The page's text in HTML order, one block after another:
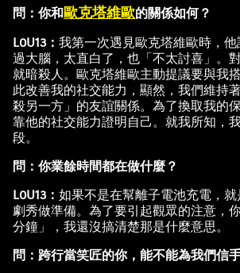
問：你和歐克塔維歐的關係如何？
L0U13： 我第一次遇見歐克塔維歐時，
過大腦，太直白了，也「不太討喜」。
就暗殺人。歐克塔維歐主動提議要與我
此改善我的社交能力，顯然，我們維持
殺另一方」的友誼關係。為了換取我的
靠他的社交能力證明自己。就我所知，
段。
問：你業餘時間都在做什麼？
L0U13： 如果不是在幫離子電池充電，
劇秀做準備。為了要引起觀眾的注意，
分鐘」，我還沒搞清楚那是什麼意思。
問：跨行當笑匠的你，能不能為我們信